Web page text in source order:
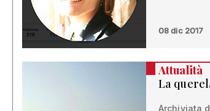
08 dic 2017
Attualità
La
Archiviata